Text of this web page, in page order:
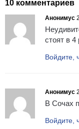
10 комментариев
Анонимус
стоят в 4
Войдите,
Анонимус
В Сочах
Войдите,